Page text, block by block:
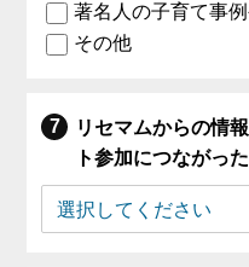
著名人の子育て事
その他
リセマムからの情
ト参加につながっ